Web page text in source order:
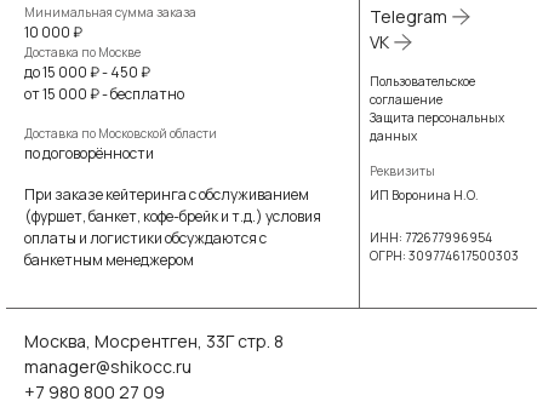
Минимальная сумма заказа
10 000 ₽
Доставка по Москве
до 15 000 ₽ - 450 ₽
от 15 000 ₽ - бесплатно
Доставка по Московской области
по договорённости
При заказе кейтеринга с обслуживанием
(фуршет, банкет, кофе-брейк и т.д.) условия
оплаты и логистики обсуждаются с
банкетным менеджером
Telegram
VK
Пользовательское
соглашение
Защита персональных
данных
Реквизиты
ИП Воронина Н.О.
ИНН: 772677996954
ОГРН: 309774617500303
Москва, Мосрентген, 33Г стр. 8
manager@shikocc.ru
+7 980 800 27 09